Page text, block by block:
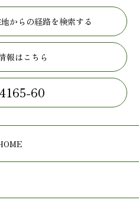
からの経路を検索する
報はこちら
60